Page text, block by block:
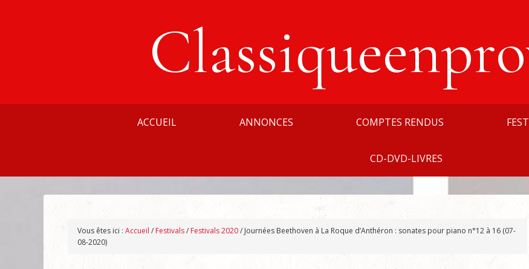
ACCUEIL ANNONCES COMPTES RENDUS
CD-DVD-LIVRES
Vous êtes ici : Accueil / Festivals/ Festivals 2020/ Journées Beethoven à La Roque d’Anthéron : sonates pour piano n°12 à 16 (07-
08-2020)